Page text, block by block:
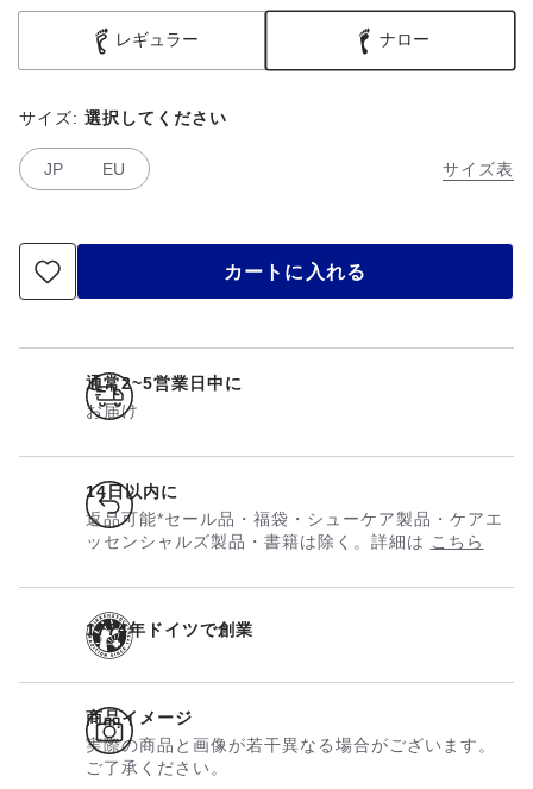
レギュラー ナロー
サイズ表
サイズ: 選択してください
JP EU
カートに入れる
通常2~5営業日中に
お届け
14日以内に
返品可能*セール品・福袋・シューケア製品・ケアエ
ッセンシャルズ製品・書籍は除く。詳細は こちら
1774年ドイツで創業
商品イメージ
実際の商品と画像が若干異なる場合がございます。
ご了承ください。